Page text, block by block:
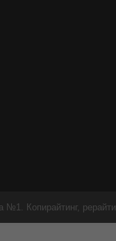
№1. Копирайтинг,